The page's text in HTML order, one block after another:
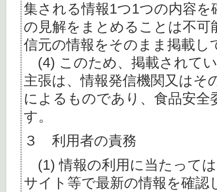
集される情報1つ1つの内容
の見解をまとめることは不
信元の情報をそのまま掲載し
(4) このため、掲載されて
主張は、情報発信機関又はそ
によるものであり、食品安
す。
３ 利用者の責務
(1) 情報の利用に当たって
サイト等で最新の情報を確認